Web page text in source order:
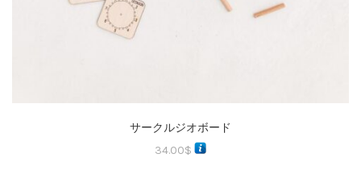
サークルジオボード
34.00$